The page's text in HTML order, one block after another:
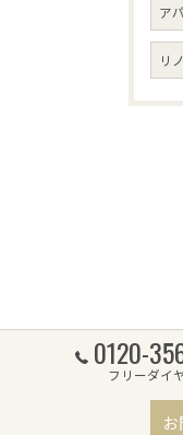
ア
リ
0120-
フリーダイ